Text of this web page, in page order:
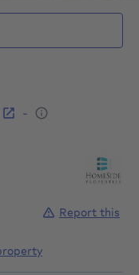
-
Report this